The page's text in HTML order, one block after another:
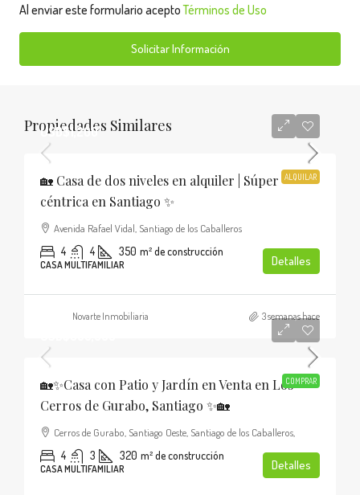
Al enviar este formulario aceptoTérminos de Uso
Solicitar Información
Propiedades Similares
ALQUILAR
USD$1,200
🏡 Casa de dos niveles en alquiler | Súper
céntrica en Santiago ✨
Avenida Rafael Vidal, Santiago de los Caballeros
4 4 350 m² de construcción
CASA MULTIFAMILIAR Detalles
Novarte Inmobiliaria 3 semanas hace
COMPRAR
🏡✨Casa con Patio y Jardín en Venta en Los
Cerros de Gurabo, Santiago ✨🏡
Cerros de Gurabo, Santiago Oeste, Santiago de los Caballeros,
4 3 320 m² de construcción
CASA MULTIFAMILIAR Detalles